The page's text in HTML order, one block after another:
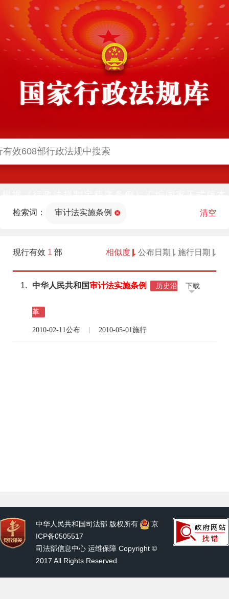
法部官网)同步公布
检索词： 审计法实施条例 清空
现行有效 1 部 相似度 公布日期 施行日期
1. 中华人民共和国审计法实施条例 历史沿
革
2010-02-11公布 2010-05-01施行
下载
中华人民共和国司法部 版权所有
京
ICP备0505517
司法部信息中心 运维保障 Copyright ©
2017 All Rights Reserved